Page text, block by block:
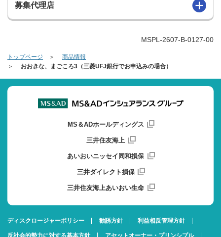
募集代理店
MSPL-2607-B-0127-00
トップページ
商品情報
おおきな、まごころ3（三菱UFJ銀行でお申込みの場合）
MS＆ADホールディングス
三井住友海上
あいおいニッセイ同和損保
三井ダイレクト損保
三井住友海上あいおい生命
ディスクロージャーポリシー 勧誘方針 利益相反管理方針